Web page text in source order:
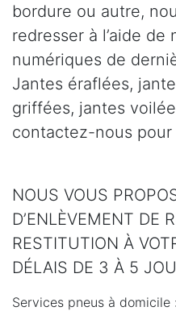
bordure ou autre,
redresser à l’aide de
numériques de
Jantes éraflées,
griffées, jantes
contactez-nous
NOUS VOUS
D’ENLÈVEMENT DE
RESTITUTION À
DÉLAIS DE 3 À 5
Services pneus à domicile :